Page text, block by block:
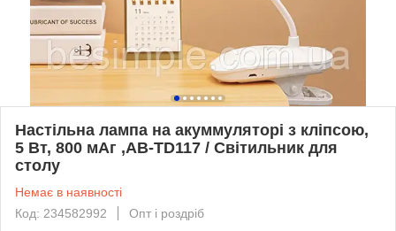
Настільна лампа на акуммуляторі з кліпсою,
5 Вт, 800 мАг ,AB-TD117 / Світильник для
столу
Немає в наявності
Код: 234582992
Опт і роздріб